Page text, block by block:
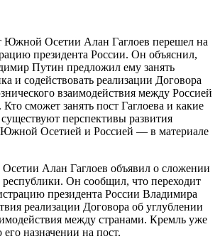
Южной Осетии Алан Гаглоев перешел на
президента России. Он объяснил,
Путин предложил ему занять
и содействовать реализации Договора
взаимодействия между Россией
сможет занять пост Гаглоева и какие
перспективы развития
Осетией и Россией — в материале
Алан Гаглоев объявил о сложении
Он сообщил, что переходит
президента России Владимира
реализации Договора об углублении
между странами. Кремль уже
его назначении на пост.